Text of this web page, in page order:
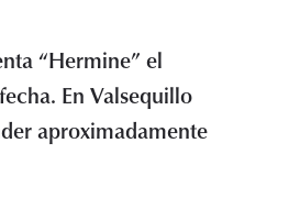
“Hermine” el
En Valsequillo
aproximadamente